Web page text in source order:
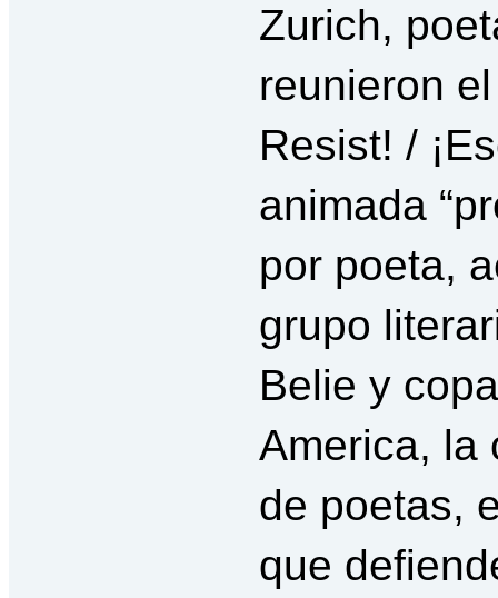
Zurich,
reunieron
Resist! /
animada
por poeta,
grupo
Belie y
America, la
de poetas,
que